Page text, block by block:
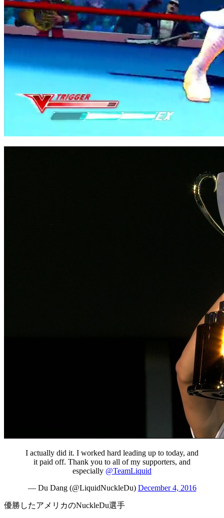
I actually did it. I worked hard leading up to today, and
it paid off. Thank you to all of my supporters, and
especially @TeamLiquid
— Du Dang (@LiquidNuckleDu) December 4, 2016
優勝したアメリカのNuckleDu選手